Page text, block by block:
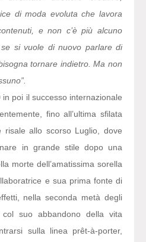
di moda evoluta che lavora
e non c’è più alcuno
si vuole di nuovo parlare di
tornare indietro. Ma non
in poi il successo internazionale
fino all’ultima sfilata
risale allo scorso Luglio, dove
in grande stile dopo una
morte dell’amatissima sorella
e sua prima fonte di
nella seconda metà degli
suo abbandono della vita
sulla linea prêt-à-porter,